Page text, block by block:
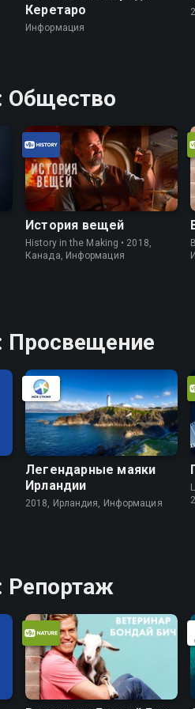
Керетаро
Информация
Общество
История вещей
History in the Making • 2018,
Канада, Информация
Легендарные маяки
Ирландии
2018, Ирландия, Информация
Репортаж